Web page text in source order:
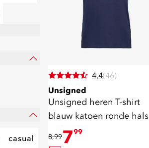
casual
4,4(46)
Unsigned
Unsigned heren T-shirt
blauw katoen ronde hals
8,99799